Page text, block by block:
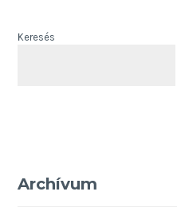
Keresés
Archívum